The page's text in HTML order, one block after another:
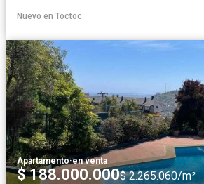
Nuevo en Toctoc
Apartamento·en venta
$ 188.000.000$ 2.265.060/m²